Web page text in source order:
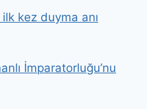
kez duyma anı
İmparatorluğu’nu